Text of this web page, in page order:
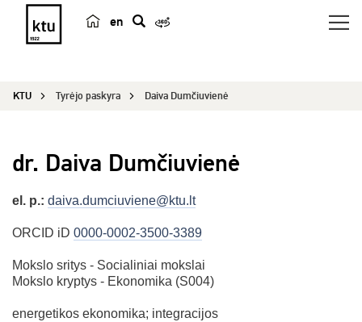
en
e
a
KTU Tyrėjo paskyra Daiva Dumčiuvienė
dr. Daiva Dumčiuvienė
el. p.: daiva.dumciuviene@ktu.lt
ORCID iD 0000-0002-3500-3389
Mokslo sritys - Socialiniai mokslai
Mokslo kryptys - Ekonomika (S004)
energetikos ekonomika; integracijos